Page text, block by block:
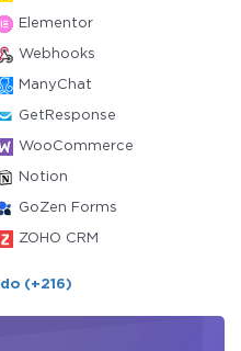
Elementor
Webhooks
ManyChat
GetResponse
WooCommerce
Notion
GoZen Forms
ZOHO CRM
(+216)